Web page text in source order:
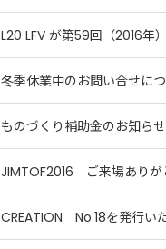
L20 LFV が第59回（2016
冬季休業中のお問い合せに
ものづくり補助金のお知らせ
JIMTOF2016 ご来場ありが
CREATION No.18を発行い